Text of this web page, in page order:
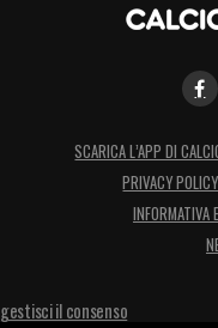
SCARICA L’APP DI
PRIVACY
INFORMATIVA
gestisci il consenso